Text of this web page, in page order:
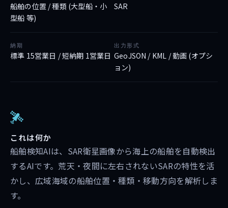
船舶の位置 / 種類 (大型船・小
型船 等)
SAR
納期
標準 15営業日 / 短納期 1営業日
出力形式
GeoJSON / KML / 動画 (オプシ
ョン)
これは何か
船舶検知AIは、SAR衛星画像から海上の船舶を自動検出
するAIです。荒天・夜間に左右されないSARの特性を活
かし、広域海域の船舶位置・種類・移動方向を解析しま
す。